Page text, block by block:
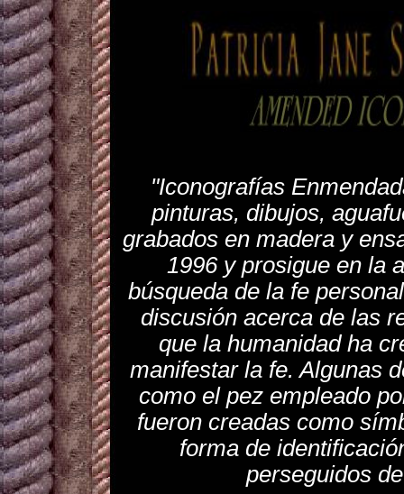
"Iconografías
pinturas, dibujos,
grabados en madera y
1996 y prosigue en la
búsqueda de la fe
discusión acerca de las
que la humanidad ha
manifestar la fe. Algunas
como el pez empleado
fueron creadas como
forma de
perseguidos